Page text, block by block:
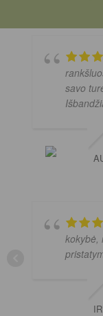
savo
kokybė,